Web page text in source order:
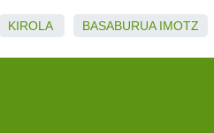
KIROLA BASABURUA IMOTZ